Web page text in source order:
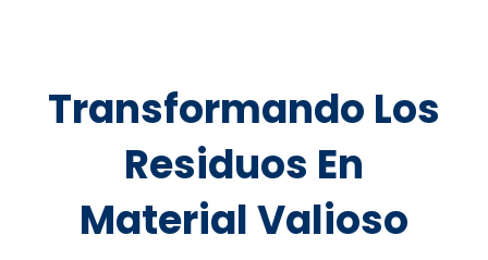
Transformando Los
Residuos En
Material Valioso